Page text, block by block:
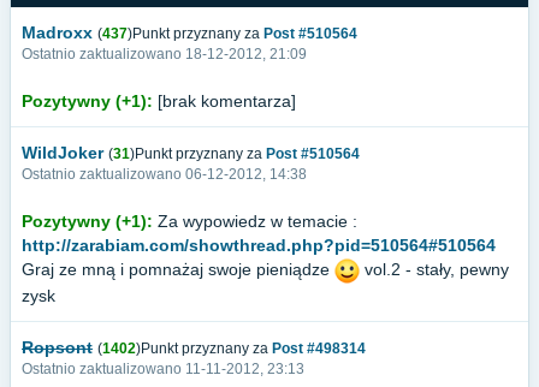
Madroxx (437)Punkt przyznany za Post #510564
Ostatnio zaktualizowano 18-12-2012, 21:09
Pozytywny (+1): [brak komentarza]
WildJoker (31)Punkt przyznany za Post #510564
Ostatnio zaktualizowano 06-12-2012, 14:38
Pozytywny (+1): Za wypowiedz w temacie :
http://zarabiam.com/showthread.php?pid=510564#510564
Graj ze mną i pomnażaj swoje pieniądze
vol.2 - stały, pewny
zysk
Ropsont (1402)Punkt przyznany za Post #498314
Ostatnio zaktualizowano 11-11-2012, 23:13